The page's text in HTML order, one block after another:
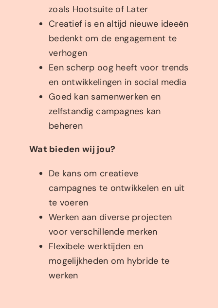
zoals Hootsuite of Later
Creatief is en altijd nieuwe ideeën
bedenkt om de engagement te
verhogen
Een scherp oog heeft voor trends
en ontwikkelingen in social media
Goed kan samenwerken en
zelfstandig campagnes kan
beheren
Wat bieden wij jou?
De kans om creatieve
campagnes te ontwikkelen en uit
te voeren
Werken aan diverse projecten
voor verschillende merken
Flexibele werktijden en
mogelijkheden om hybride te
werken